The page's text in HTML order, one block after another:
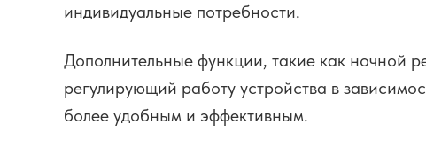
индивидуальные потребности.
Дополнительные функции, такие как ночной
регулирующий работу устройства в
более удобным и эффективным.